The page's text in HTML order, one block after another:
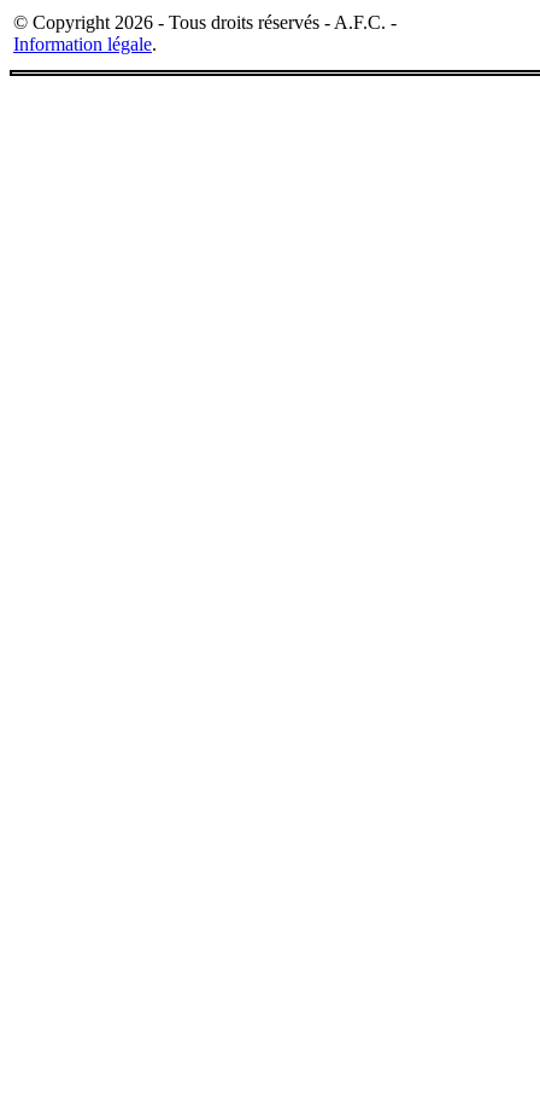
© Copyright 2026 - Tous droits réservés - A.F.C. -
Information légale.